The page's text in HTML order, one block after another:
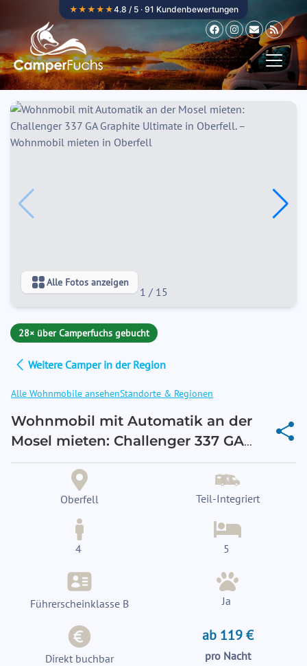
Zum Inhalt springen
1 / 15
Alle Fotos anzeigen
28× über Camperfuchs gebucht
Weitere Camper in der Region
Alle Wohnmobile ansehenStandorte & Regionen
Wohnmobil mit Automatik an der
Mosel mieten: Challenger 337 GA
Oberfell Teil-Integriert
4 5
Führerscheinklasse B Ja
Direkt buchbar
ab 119 €
pro Nacht
★★★★★4.8 / 5 · 91 Kundenbewertungen